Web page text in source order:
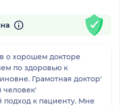
о хорошем докторе
к
Грамотная доктор'
человек'
к пациенту. Мне